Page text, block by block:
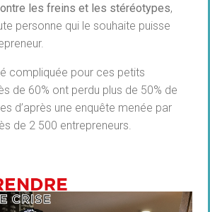
les freins et les stéréotypes,
personne qui le souhaite puisse
compliquée pour ces petits
de 60% ont perdu plus de 50% de
d’après une enquête menée par
de 2 500 entrepreneurs.